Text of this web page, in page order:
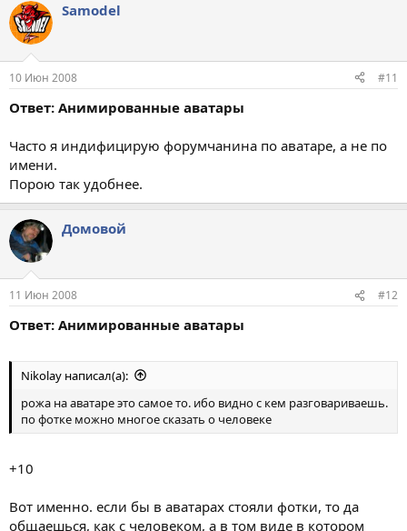
Samodel
10 Июн 2008 #11
Ответ: Анимированные аватары
Часто я индифицирую форумчанина по аватаре, а не по
имени.
Порою так удобнее.
Домовой
11 Июн 2008 #12
Ответ: Анимированные аватары
Nikolay написал(а):
рожа на аватаре это самое то. ибо видно с кем разговариваешь.
по фотке можно многое сказать о человеке
+10
Вот именно. если бы в аватарах стояли фотки, то да
общаешься, как с человеком, а в том виде в котором